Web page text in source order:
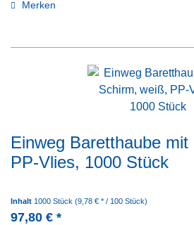
Merken
Einweg Baretthaube
PP-Vlies, 1000 Stück
Inhalt 1000 Stück (9,78 € * / 100 Stück)
97,80 € *